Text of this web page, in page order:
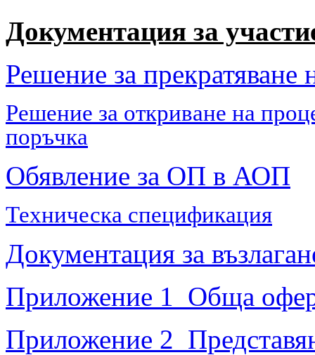
Документация за
Решение за
Решение за откриване на
поръчка
Обявление за ОП в АОП
Техническа спецификация
Документация за
Приложение 1 Обща
Приложение 2